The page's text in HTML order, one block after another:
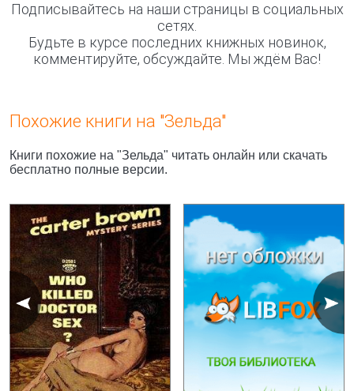
Подписывайтесь на наши страницы в социальных
сетях.
Будьте в курсе последних книжных новинок,
комментируйте, обсуждайте. Мы ждём Вас!
Похожие книги на "Зельда"
Книги похожие на "Зельда" читать онлайн или скачать
бесплатно полные версии.